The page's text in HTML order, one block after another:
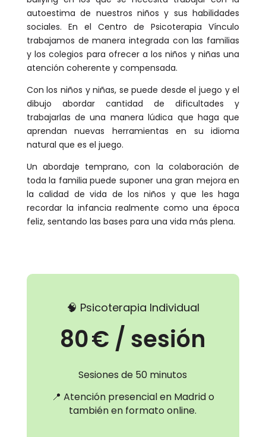
autoestima de nuestros niños y sus habilidades
sociales. En el Centro de Psicoterapia Vínculo
trabajamos de manera integrada con las familias
y los colegios para ofrecer a los niños y niñas una
atención coherente y compensada.
Con los niños y niñas, se puede desde el juego y el
dibujo abordar cantidad de dificultades y
trabajarlas de una manera lúdica que haga que
aprendan nuevas herramientas en su idioma
natural que es el juego.
Un abordaje temprano, con la colaboración de
toda la familia puede suponer una gran mejora en
la calidad de vida de los niños y que les haga
recordar la infancia realmente como una época
feliz, sentando las bases para una vida más plena.
🧠 Psicoterapia Individual
80 € / sesión
Sesiones de 50 minutos
📍 Atención presencial en Madrid o
también en formato online.